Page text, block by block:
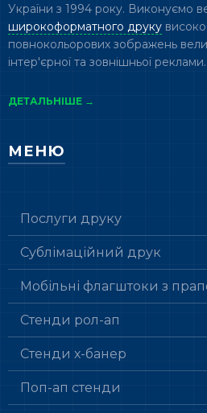
України з 1994 року. Виконуємо
широкоформатного друку
повнокольорових зображень
інтер'єрної та зовнішньої реклами.
ДЕТАЛЬНІШЕ →
МЕНЮ
Послуги друку
Сублімаційний друк
Мобільні флагштоки з
Стенди рол-ап
Стенди х-банер
Поп-ап стенди